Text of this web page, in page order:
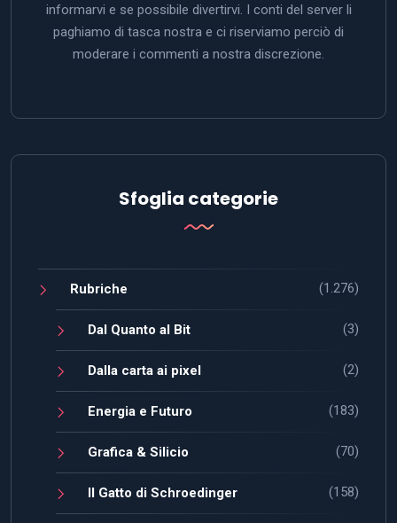
informarvi e se possibile divertirvi. I conti del server li
paghiamo di tasca nostra e ci riserviamo perciò di
moderare i commenti a nostra discrezione.
Sfoglia categorie
Rubriche (1.276)
Dal Quanto al Bit (3)
Dalla carta ai pixel (2)
Energia e Futuro (183)
Grafica & Silicio (70)
Il Gatto di Schroedinger (158)